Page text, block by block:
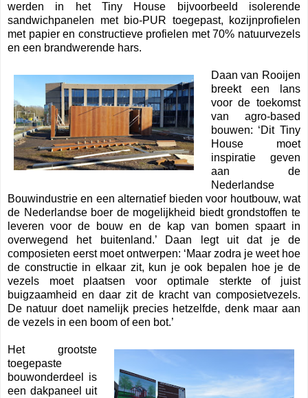
werden in het Tiny House bijvoorbeeld isolerende
sandwichpanelen met bio-PUR toegepast, kozijnprofielen
met papier en constructieve profielen met 70% natuurvezels
en een brandwerende hars.
Daan van Rooijen
breekt een lans
voor de toekomst
van agro-based
bouwen: ‘Dit Tiny
House moet
inspiratie geven
aan de
Nederlandse
Bouwindustrie en een alternatief bieden voor houtbouw, wat
de Nederlandse boer de mogelijkheid biedt grondstoffen te
leveren voor de bouw en de kap van bomen spaart in
overwegend het buitenland.’ Daan legt uit dat je de
composieten eerst moet ontwerpen: ‘Maar zodra je weet hoe
de constructie in elkaar zit, kun je ook bepalen hoe je de
vezels moet plaatsen voor optimale sterkte of juist
buigzaamheid en daar zit de kracht van composietvezels.
De natuur doet namelijk precies hetzelfde, denk maar aan
de vezels in een boom of een bot.’
Het grootste
toegepaste
bouwonderdeel is
een dakpaneel uit